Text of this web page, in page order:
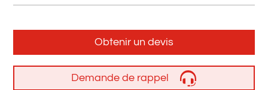
Obtenir un devis
Demande de rappel